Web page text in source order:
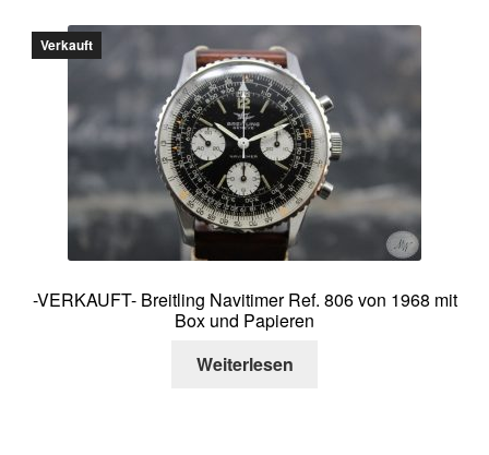
Verkauft
-VERKAUFT- Breitling Navitimer Ref. 806 von 1968 mit
Box und Papieren
Weiterlesen